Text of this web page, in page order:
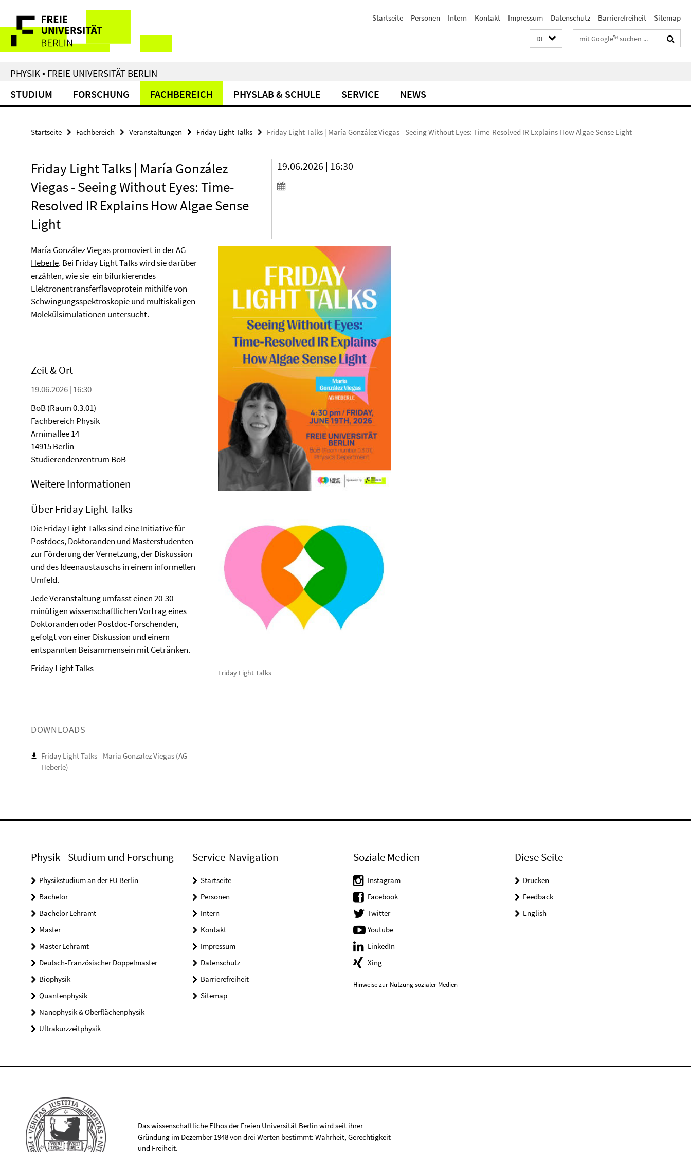
direkt
Inhalt
Service-
Navigation
Startseite Personen Intern Kontakt Impressum Datenschutz Barrierefreiheit Sitemap
DE Suchbegriffe
PHYSIK • FREIE UNIVERSITÄT BERLIN
STUDIUM FORSCHUNG FACHBEREICH PHYSLAB & SCHULE SERVICE NEWS
Startseite Fachbereich Veranstaltungen Friday Light Talks Friday Light Talks | María González Viegas - Seeing Without Eyes: Time-Resolved IR Explains How Algae Sense Light
Friday Light Talks | María González
Viegas - Seeing Without Eyes: Time-
Resolved IR Explains How Algae Sense
Light
19.06.2026 | 16:30
Friday Light Talks
María González Viegas promoviert in derAG
Heberle. Bei Friday Light Talks wird sie darüber
erzählen, wie sie ein bifurkierendes
Elektronentransferflavoprotein mithilfe von
Schwingungsspektroskopie und multiskaligen
Molekülsimulationen untersucht.
Zeit & Ort
19.06.2026 | 16:30
BoB (Raum 0.3.01)
Fachbereich Physik
Arnimallee 14
14915 Berlin
Studierendenzentrum BoB
Weitere Informationen
Über Friday Light Talks
Die Friday Light Talks sind eine Initiative für
Postdocs, Doktoranden und Masterstudenten
zur Förderung der Vernetzung, der Diskussion
und des Ideenaustauschs in einem informellen
Umfeld.
Jede Veranstaltung umfasst einen 20-30-
minütigen wissenschaftlichen Vortrag eines
Doktoranden oder Postdoc-Forschenden,
gefolgt von einer Diskussion und einem
entspannten Beisammensein mit Getränken.
Friday Light Talks
DOWNLOADS
Friday Light Talks - Maria Gonzalez Viegas (AG
Heberle)
Physik - Studium und Forschung
Physikstudium an der FU Berlin
Bachelor
Bachelor Lehramt
Master
Master Lehramt
Deutsch-Französischer Doppelmaster
Biophysik
Quantenphysik
Nanophysik & Oberflächenphysik
Ultrakurzzeitphysik
Service-Navigation
Startseite
Personen
Intern
Kontakt
Impressum
Datenschutz
Barrierefreiheit
Sitemap
Soziale Medien
Instagram
Facebook
Twitter
Youtube
LinkedIn
Xing
Hinweise zur Nutzung sozialer Medien
Diese Seite
Drucken
Feedback
English
Das wissenschaftliche Ethos der Freien Universität Berlin wird seit ihrer
Gründung im Dezember 1948 von drei Werten bestimmt: Wahrheit, Gerechtigkeit
und Freiheit.